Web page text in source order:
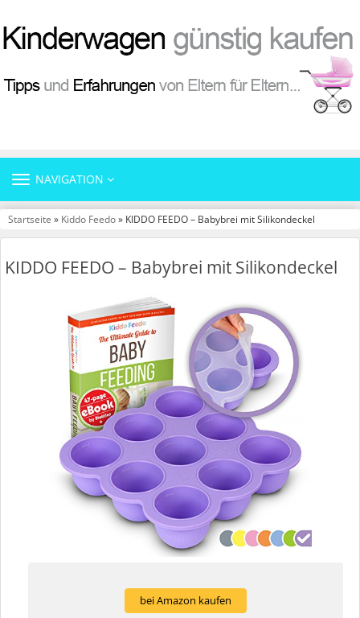
TOGGLE
NAVIGATION
Startseite » Kiddo Feedo» KIDDO FEEDO – Babybrei mit Silikondeckel
KIDDO FEEDO – Babybrei mit Silikondeckel
bei Amazon kaufen